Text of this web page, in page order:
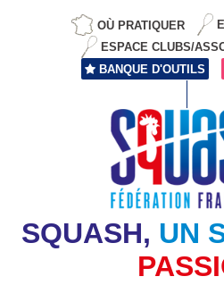
OÙ PRATIQUER
ESPACE CLUBS/
BANQUE D'OUTILS
SQUASH, UN